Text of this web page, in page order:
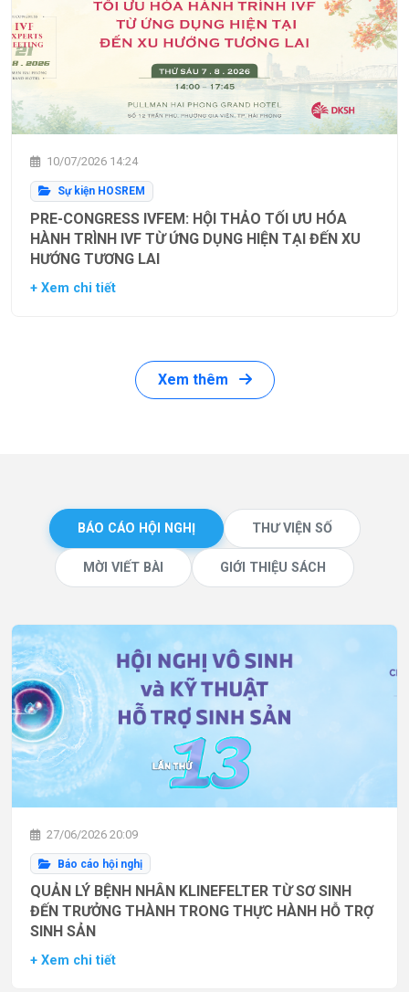
10/07/2026 14:24
Sự kiện HOSREM
PRE-CONGRESS IVFEM: HỘI THẢO TỐI ƯU HÓA
HÀNH TRÌNH IVF TỪ ỨNG DỤNG HIỆN TẠI ĐẾN XU
HƯỚNG TƯƠNG LAI
+ Xem chi tiết
Xem thêm
BÁO CÁO HỘI NGHỊ THƯ VIỆN SỐ
MỜI VIẾT BÀI GIỚI THIỆU SÁCH
27/06/2026 20:09
Báo cáo hội nghị
QUẢN LÝ BỆNH NHÂN KLINEFELTER TỪ SƠ SINH
ĐẾN TRƯỞNG THÀNH TRONG THỰC HÀNH HỖ TRỢ
SINH SẢN
+ Xem chi tiết